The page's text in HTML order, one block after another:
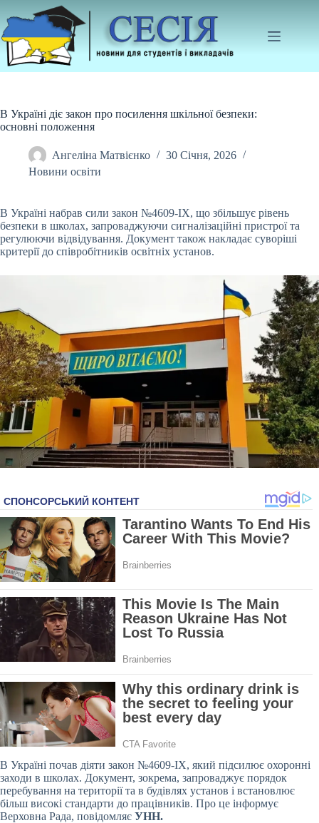
до
вмісту
В Україні діє закон про посилення шкільної безпеки:
основні положення
Ангеліна Матвієнко
30 Січня, 2026
Новини освіти
В Україні набрав сили закон №4609-IX, що збільшує рівень
безпеки в школах, запроваджуючи сигналізаційні пристрої та
регулюючи відвідування. Документ також накладає суворіші
критерії до співробітників освітніх установ.
В Україні почав діяти закон №4609-IX, який підсилює охоронні
заходи в школах. Документ, зокрема, запроваджує порядок
перебування на території та в будівлях установ і встановлює
більш високі стандарти до працівників. Про це інформує
Верховна Рада, повідомляє УНН.